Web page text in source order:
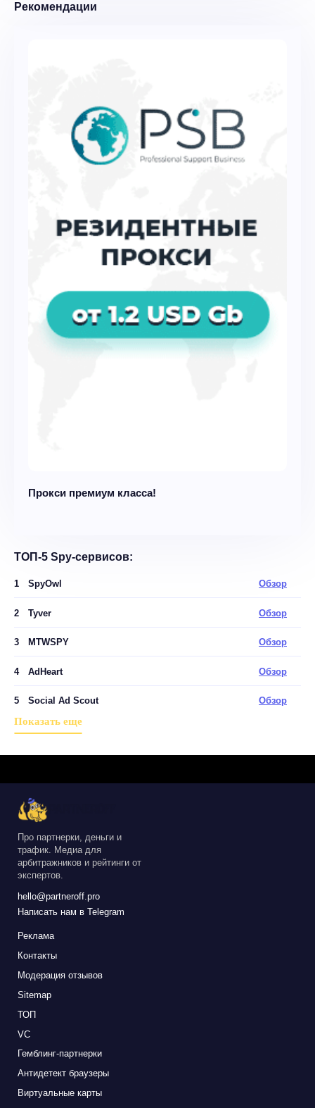
ТОП-5 Spy-сервисов:
1 SpyOwl Обзор
2 Tyver Обзор
3 MTWSPY Обзор
4 AdHeart Обзор
5 Social Ad Scout Обзор
Показать еще
Рекомендации
Прокси премиум класса!
Про партнерки, деньги и
трафик. Медиа для
арбитражников и рейтинги от
экспертов.
hello@partneroff.pro
Написать нам в Telegram
Реклама
Контакты
Модерация отзывов
Sitemap
ТОП
VC
Гемблинг-партнерки
Антидетект браузеры
Виртуальные карты